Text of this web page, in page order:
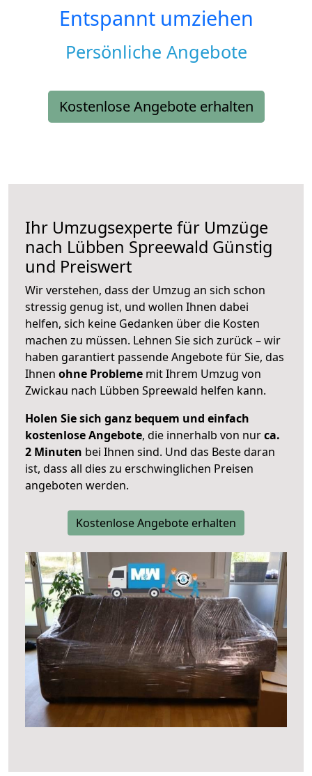
Entspannt umziehen
Persönliche Angebote
Kostenlose Angebote erhalten
Ihr Umzugsexperte für Umzüge
nach Lübben Spreewald Günstig
und Preiswert
Wir verstehen, dass der Umzug an sich schon
stressig genug ist, und wollen Ihnen dabei
helfen, sich keine Gedanken über die Kosten
machen zu müssen. Lehnen Sie sich zurück – wir
haben garantiert passende Angebote für Sie, das
Ihnen ohne Probleme mit Ihrem Umzug von
Zwickau nach Lübben Spreewald helfen kann.
Holen Sie sich ganz bequem und einfach
kostenlose Angebote, die innerhalb von nurca.
2 Minuten bei Ihnen sind. Und das Beste daran
ist, dass all dies zu erschwinglichen Preisen
angeboten werden.
Kostenlose Angebote erhalten